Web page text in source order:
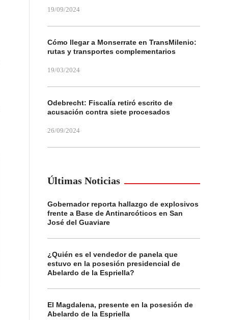
19/09/2024
Cómo llegar a Monserrate en TransMilenio:
rutas y transportes complementarios
19/03/2024
Odebrecht: Fiscalía retiró escrito de
acusación contra siete procesados
26/09/2024
Últimas Noticias
Gobernador reporta hallazgo de explosivos
frente a Base de Antinarcóticos en San
José del Guaviare
¿Quién es el vendedor de panela que
estuvo en la posesión presidencial de
Abelardo de la Espriella?
El Magdalena, presente en la posesión de
Abelardo de la Espriella